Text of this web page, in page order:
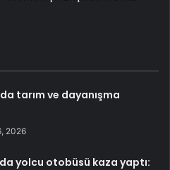
tarım ve dayanışma
2026
yolcu otobüsü kaza yaptı: